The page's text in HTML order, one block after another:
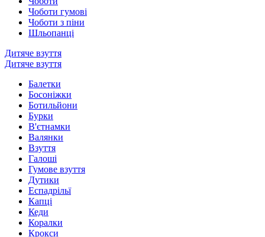
Чоботи гумові
Чоботи з піни
Шльопанці
Дитяче взуття
Дитяче взуття
Балетки
Босоніжки
Ботильйони
Бурки
В'єтнамки
Валянки
Взуття
Галоші
Гумове взуття
Дутики
Еспадрільї
Капці
Кеди
Коралки
Крокси